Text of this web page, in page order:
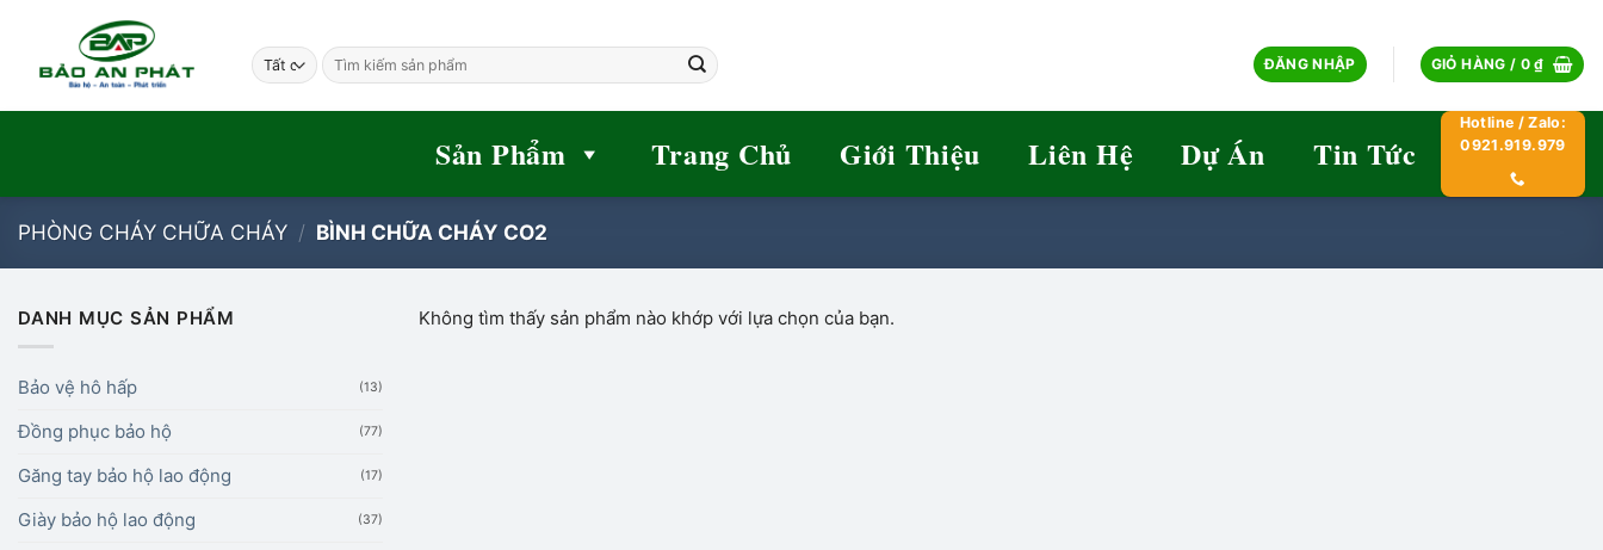
Tìm
kiếm:
ĐĂNG NHẬP GIỎ HÀNG / 0₫
Sản Phẩm Trang Chủ Giới Thiệu Liên Hệ Dự Án Tin Tức
Hotline / Zalo:
0921.919.979
PHÒNG CHÁY CHỮA CHÁY / BÌNH CHỮA CHÁY CO2
DANH MỤC SẢN PHẨM
Bảo vệ hô hấp (13)
Đồng phục bảo hộ (77)
Găng tay bảo hộ lao động (17)
Giày bảo hộ lao động (37)
Không tìm thấy sản phẩm nào khớp với lựa chọn của bạn.